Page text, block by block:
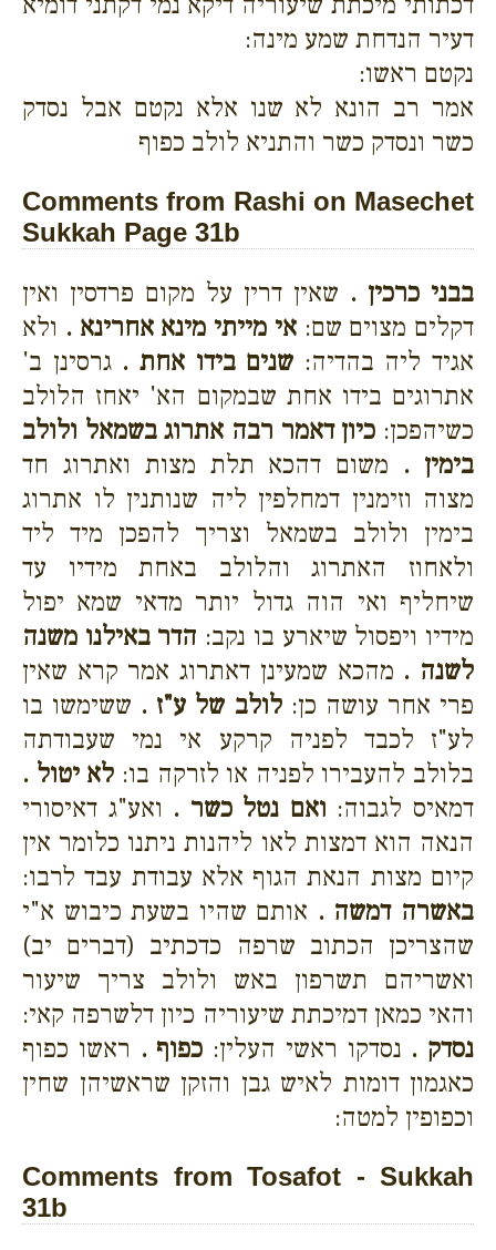
דעיר הנדחת שמע מינה:
נקטם ראשו:
אמר רב הונא לא שנו אלא נקטם אבל נסדק
כשר ונסדק כשר והתניא לולב כפוף
Comments from Rashi on Masechet
Sukkah Page 31b
בבני כרכין . שאין דרין על מקום פרדסין ואין
דקלים מצוים שם:אי מייתי מינא אחרינא . ולא
אגיד ליה בהדיה: שנים בידו אחת . גרסינן ב'
אתרוגים בידו אחת שבמקום הא' יאחז הלולב
כשיהפכן: כיון דאמר רבה אתרוג בשמאל ולולב
בימין . משום דהכא תלת מצות ואתרוג חד
מצוה וזימנין דמחלפין ליה שנותנין לו אתרוג
בימין ולולב בשמאל וצריך להפכן מיד ליד
ולאחוז האתרוג והלולב באחת מידיו עד
שיחליף ואי הוה גדול יותר מדאי שמא יפול
מידיו ויפסול שיארע בו נקב: הדר באילנו משנה
לשנה . מהכא שמעינן דאתרוג אמר קרא שאין
פרי אחר עושה כן:לולב של ע"ז . ששימשו בו
לע"ז לכבד לפניה קרקע אי נמי שעבודתה
בלולב להעבירו לפניה או לזרקה בו: לא יטול .
דמאיס לגבוה: ואם נטל כשר . ואע"ג דאיסורי
הנאה הוא דמצות לאו ליהנות ניתנו כלומר אין
קיום מצות הנאת הגוף אלא עבודת עבד לרבו:
באשרה דמשה . אותם שהיו בשעת כיבוש א"י
שהצריכן הכתוב שרפה כדכתיב (דברים יב)
ואשריהם תשרפון באש ולולב צריך שיעור
והאי כמאן דמיכתת שיעוריה כיון דלשרפה קאי:
נסדק . נסדקו ראשי העלין: כפוף . ראשו כפוף
כאגמון דומות לאיש גבן והזקן שראשיהן שחין
וכפופין למטה:
Comments from Tosafot - Sukkah
31b